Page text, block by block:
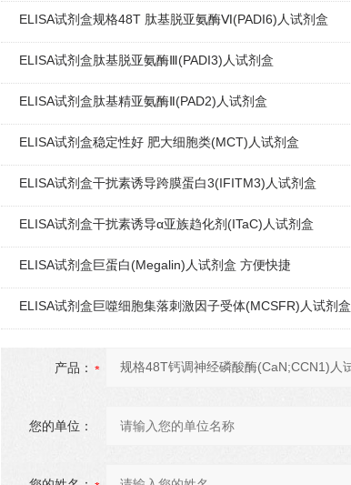
ELISA试剂盒规格48T 肽基脱亚氨酶Ⅵ(PADI6)人试剂盒
ELISA试剂盒肽基脱亚氨酶Ⅲ(PADI3)人试剂盒
ELISA试剂盒肽基精亚氨酶Ⅱ(PAD2)人试剂盒
ELISA试剂盒稳定性好 肥大细胞类(MCT)人试剂盒
ELISA试剂盒干扰素诱导跨膜蛋白3(IFITM3)人试剂盒
ELISA试剂盒干扰素诱导α亚族趋化剂(ITaC)人试剂盒
ELISA试剂盒巨蛋白(Megalin)人试剂盒 方便快捷
ELISA试剂盒巨噬细胞集落刺激因子受体(MCSFR)人试剂盒
产品：
您的单位：